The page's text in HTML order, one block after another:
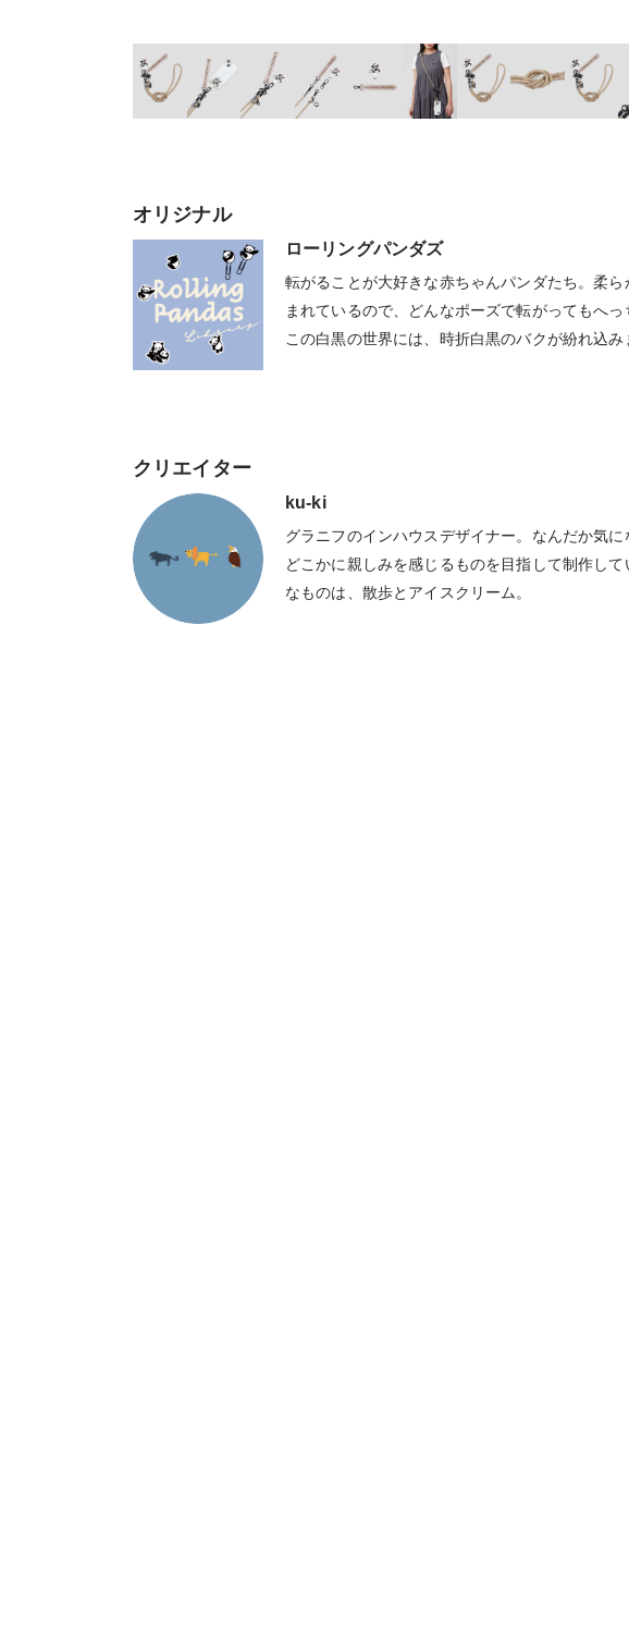
オリジナル
ローリングパンダズ
転がることが大好きな赤ちゃんパンダたち。柔ら
まれているので、どんなポーズで転がってもへっ
この白黒の世界には、時折白黒のバクが紛れ込み
クリエイター
ku-ki
グラニフのインハウスデザイナー。なんだか気に
どこかに親しみを感じるものを目指して制作して
なものは、散歩とアイスクリーム。